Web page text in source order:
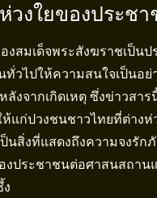
วงใยของประช
งสมเด็จพระสังฆราชเป็น
วไปให้ความสนใจเป็นอย่
ลังจากเกิดเหตุ ซึ่งข่าวสา
ห้แก่ปวงชนชาวไทยที่ต่างห่
ป็นสิ่งที่แสดงถึงความจงรัก
งประชาชนต่อศาสนสถาน
ง